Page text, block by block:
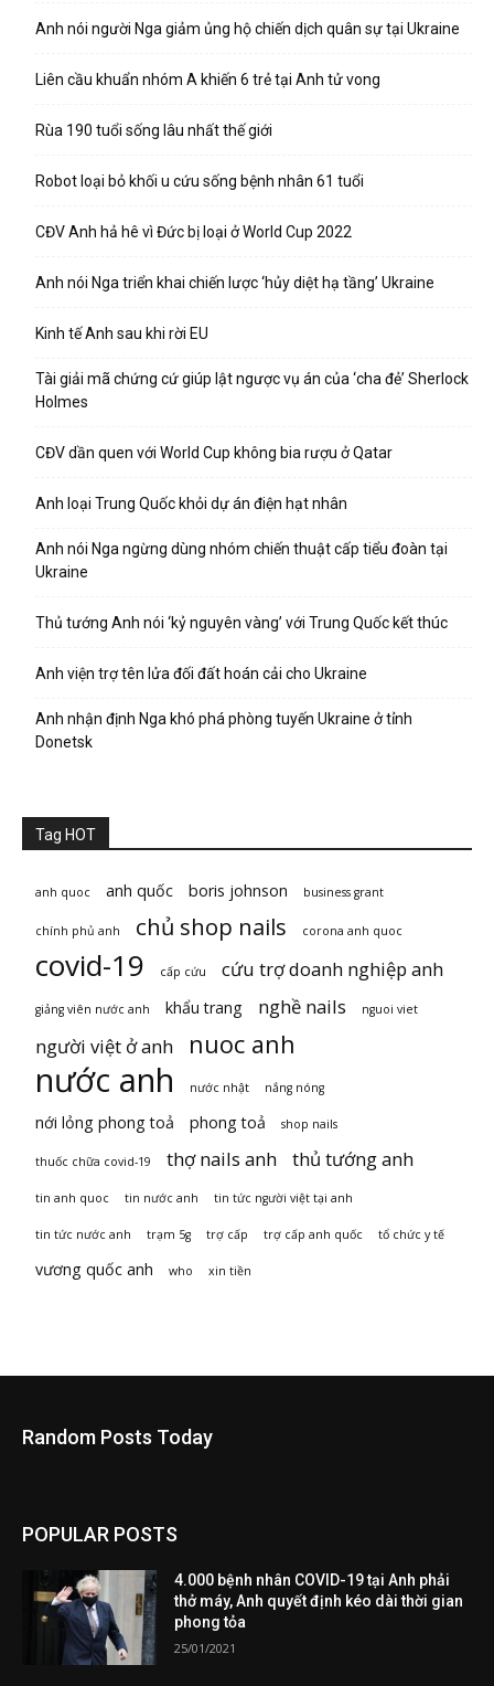
Anh nói người Nga giảm ủng hộ chiến dịch quân sự tại Ukraine
Liên cầu khuẩn nhóm A khiến 6 trẻ tại Anh tử vong
Rùa 190 tuổi sống lâu nhất thế giới
Robot loại bỏ khối u cứu sống bệnh nhân 61 tuổi
CĐV Anh hả hê vì Đức bị loại ở World Cup 2022
Anh nói Nga triển khai chiến lược ‘hủy diệt hạ tầng’ Ukraine
Kinh tế Anh sau khi rời EU
Tài giải mã chứng cứ giúp lật ngược vụ án của ‘cha đẻ’ Sherlock
Holmes
CĐV dần quen với World Cup không bia rượu ở Qatar
Anh loại Trung Quốc khỏi dự án điện hạt nhân
Anh nói Nga ngừng dùng nhóm chiến thuật cấp tiểu đoàn tại
Ukraine
Thủ tướng Anh nói ‘kỷ nguyên vàng’ với Trung Quốc kết thúc
Anh viện trợ tên lửa đối đất hoán cải cho Ukraine
Anh nhận định Nga khó phá phòng tuyến Ukraine ở tỉnh
Donetsk
Tag HOT
anh quoc anh quốc boris johnson business grant
chính phủ anh chủ shop nails corona anh quoc
covid-19 cấp cứu cứu trợ doanh nghiệp anh
giảng viên nước anh khẩu trang nghề nails nguoi viet
người việt ở anh nuoc anh
nước anh nước nhật nắng nóng
nới lỏng phong toả phong toả shop nails
thuốc chữa covid-19 thợ nails anh thủ tướng anh
tin anh quoc tin nước anh tin tức người việt tại anh
tin tức nước anh trạm 5g trợ cấp trợ cấp anh quốc tổ chức y tế
vương quốc anh who xin tiền
Random Posts Today
POPULAR POSTS
4.000 bệnh nhân COVID-19 tại Anh phải
thở máy, Anh quyết định kéo dài thời gian
phong tỏa
25/01/2021